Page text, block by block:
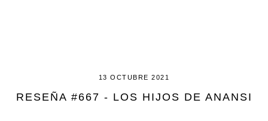
13 OCTUBRE 2021
RESEÑA #667 - LOS HIJOS DE ANANSI